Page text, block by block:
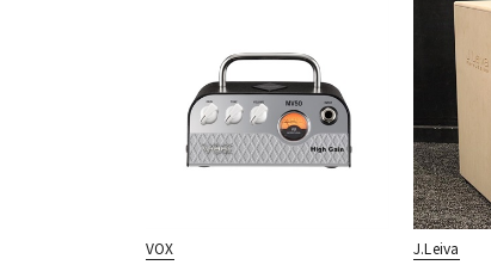
VOX J.Leiva